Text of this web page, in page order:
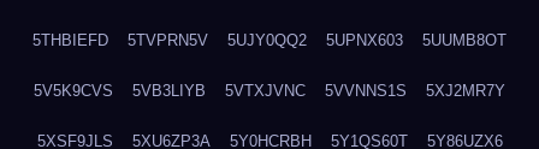
5THBIEFD 5TVPRN5V 5UJY0QQ2 5UPNX603 5UUMB8OT
5V5K9CVS 5VB3LIYB 5VTXJVNC 5VVNNS1S 5XJ2MR7Y
5XSF9JLS 5XU6ZP3A 5Y0HCRBH 5Y1QS60T 5Y86UZX6